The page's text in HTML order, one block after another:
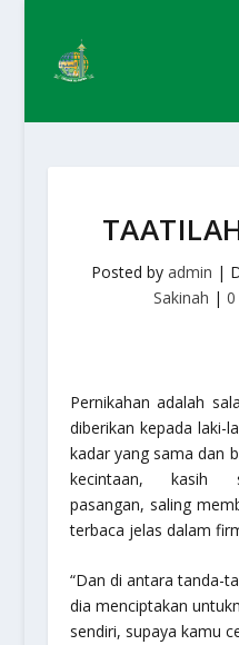
Posted by admin |
Sakinah | 0
Pernikahan adalah
diberikan kepada laki-
kadar yang sama dan
kecintaan, kasih
pasangan, saling
terbaca jelas dalam
“Dan di antara tanda-
dia menciptakan
sendiri, supaya kamu